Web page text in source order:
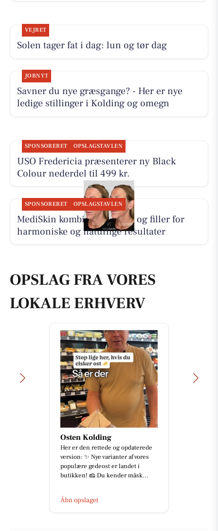
VEJRET
Solen tager fat i dag: lun og tør dag
JOBNYT
Savner du nye græsgange? - Her er nye
ledige stillinger i Kolding og omegn
SPONSORERET OPSLAGSTAVLEN
USO Fredericia præsenterer ny Black
Colour nederdel til 499 kr.
SPONSORERET OPSLAGSTAVLEN
MediSkin kombinerer botox og filler for
harmoniske og naturlige resultater
OPSLAG FRA VORES
LOKALE ERHVERV
Osten Kolding
Her er den rettede og opdaterede
version: ✨ Nye varianter af vores
populære gedeost er landet i
butikken! 🧀 Du kender måsk...
Åbn opslaget